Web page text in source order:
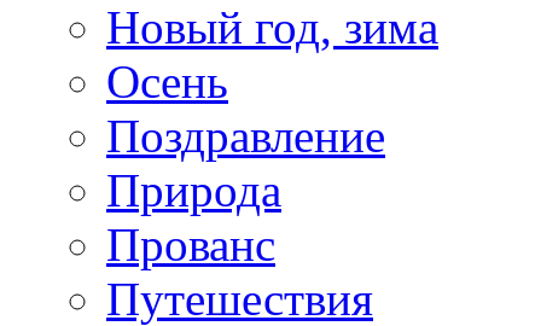
Новый год, зима
Осень
Поздравление
Природа
Прованс
Путешествия